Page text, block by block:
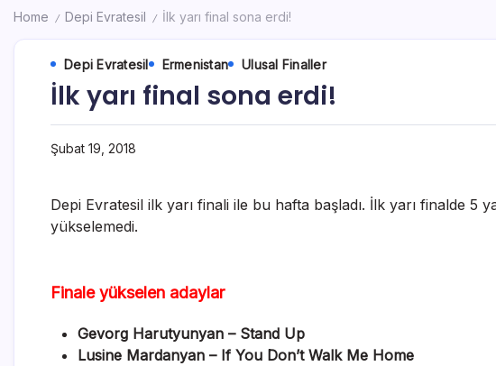
Home / Depi Evratesil / İlk yarı final sona erdi!
Depi Evratesil Ermenistan Ulusal Finaller
İlk yarı final sona erdi!
Şubat 19, 2018
Depi Evratesil ilk yarı finali ile bu hafta başladı. İlk yarı finalde 5
yükselemedi.
Finale yükselen adaylar
Gevorg Harutyunyan – Stand Up
Lusine Mardanyan – If You Don’t Walk Me Home